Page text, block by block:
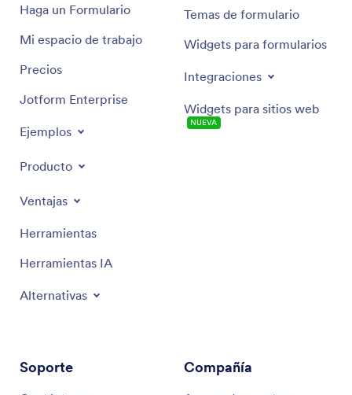
Haga un Formulario
Mi espacio de trabajo
Precios
Jotform Enterprise
Ejemplos
Producto
Ventajas
Herramientas
Herramientas IA
Alternativas
Temas de formulario
Widgets para formularios
Integraciones
Widgets para sitios web
NUEVA
Soporte Compañía